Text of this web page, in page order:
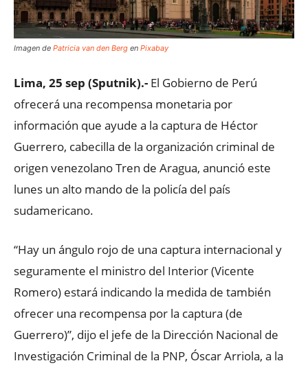
Imagen de Patricia van den Berg en Pixabay
Lima, 25 sep (Sputnik).- El Gobierno de Perú
ofrecerá una recompensa monetaria por
información que ayude a la captura de Héctor
Guerrero, cabecilla de la organización criminal de
origen venezolano Tren de Aragua, anunció este
lunes un alto mando de la policía del país
sudamericano.
“Hay un ángulo rojo de una captura internacional y
seguramente el ministro del Interior (Vicente
Romero) estará indicando la medida de también
ofrecer una recompensa por la captura (de
Guerrero)”, dijo el jefe de la Dirección Nacional de
Investigación Criminal de la PNP, Óscar Arriola, a la